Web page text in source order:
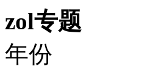
zol专题
年份